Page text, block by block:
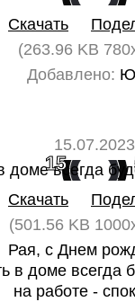
Скачать
(263.96 KB
Добавлено:
15.07.2023
15
Скачать
(501.56 KB
Рая, с Днем
в доме всегда
на работе -